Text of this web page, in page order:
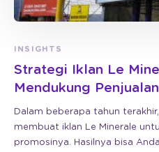
INSIGHTS
Strategi Iklan Le
Mendukung Penjualan
Dalam beberapa tahun
membuat iklan Le Minerale
promosinya. Hasilnya bisa